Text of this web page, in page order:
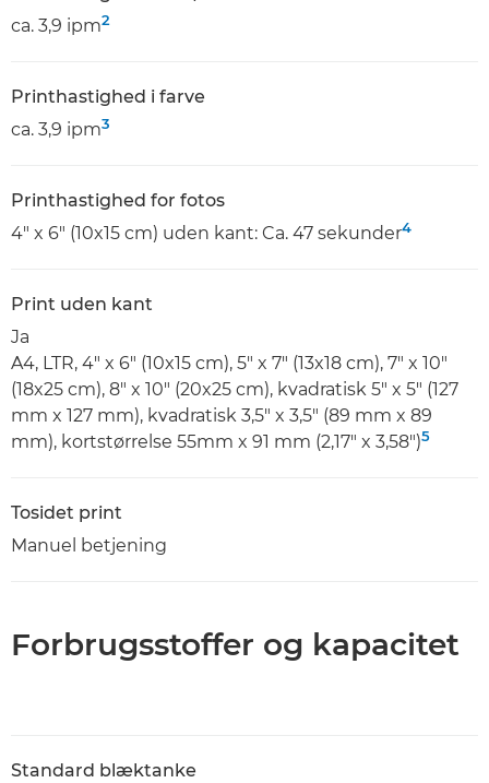
ca. 3,9 ipm2
Printhastighed i farve
ca. 3,9 ipm3
Printhastighed for fotos
4" x 6" (10x15 cm) uden kant: Ca. 47 sekunder4
Print uden kant
Ja
A4, LTR, 4" x 6" (10x15 cm), 5" x 7" (13x18 cm), 7" x 10"
(18x25 cm), 8" x 10" (20x25 cm), kvadratisk 5" x 5" (127
mm x 127 mm), kvadratisk 3,5" x 3,5" (89 mm x 89
mm), kortstørrelse 55mm x 91 mm (2,17" x 3,58")5
Tosidet print
Manuel betjening
Forbrugsstoffer og kapacitet
Standard blæktanke